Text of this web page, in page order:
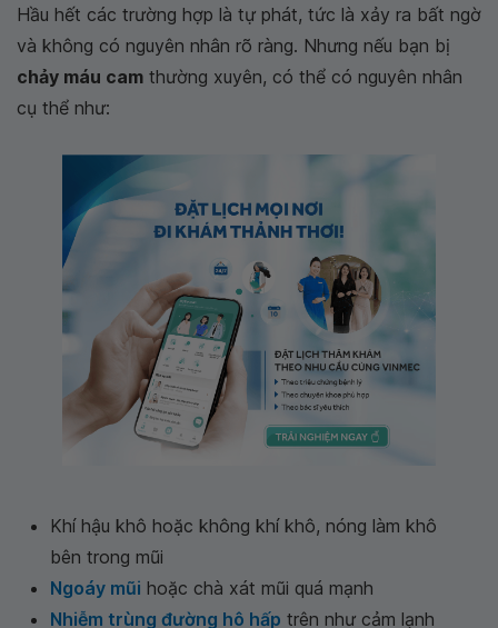
Hầu hết các trường hợp là tự phát, tức là xảy ra bất ngờ
và không có nguyên nhân rõ ràng. Nhưng nếu bạn bị
chảy máu cam thường xuyên, có thể có nguyên nhân
cụ thể như:
Khí hậu khô hoặc không khí khô, nóng làm khô
bên trong mũi
Ngoáy mũi hoặc chà xát mũi quá mạnh
Nhiễm trùng đường hô hấp trên như cảm lạnh